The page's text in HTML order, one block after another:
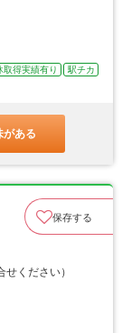
取得実績有り
駅チカ
がある
保存する
ください）